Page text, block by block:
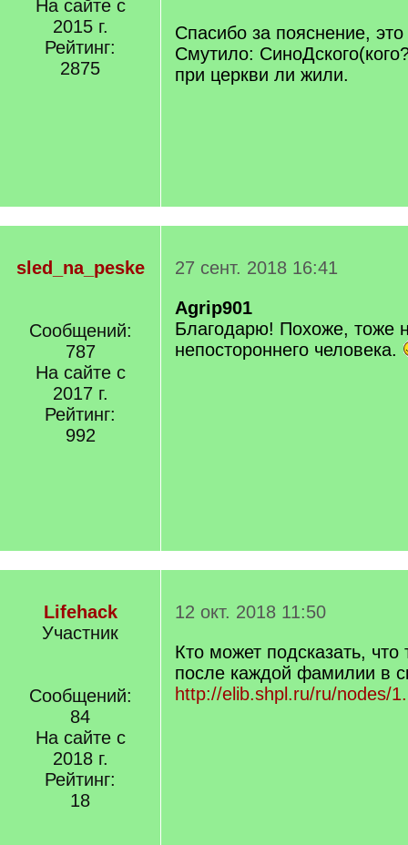
На сайте с
2015 г.
Рейтинг:
2875
q
]
Спасибо за пояснение,
Смутило:
при церкви ли жили.
sled_na_peske
Сообщений:
787
На сайте с
2017 г.
Рейтинг:
992
27 сент. 2018 16:41
Agrip901
Благодарю! Похоже, тоже
непостороннего человека.
Lifehack
Участник
Сообщений:
84
На сайте с
2018 г.
Рейтинг:
18
12 окт. 2018 11:50
Кто может подсказать,
после каждой фамилии в
http://elib.shpl.ru/ru/nodes/